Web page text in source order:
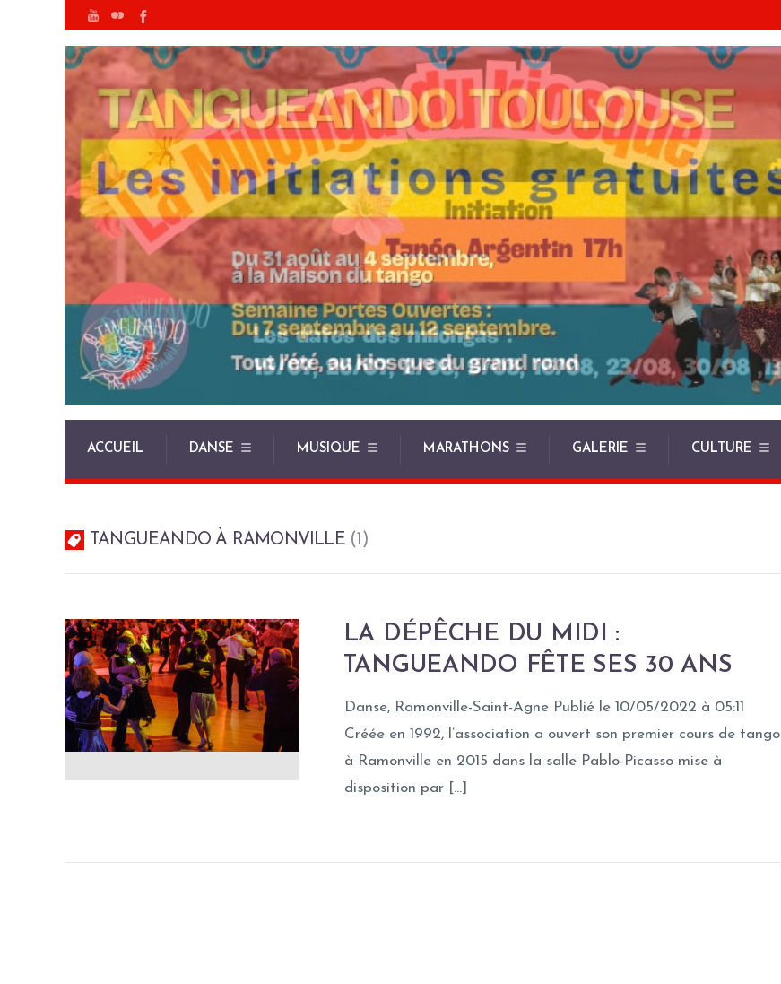
ACCUEIL DANSE MUSIQUE MARATHONS GALERIE CULTURE
TANGUEANDO À RAMONVILLE 1
LA DÉPÊCHE DU MIDI :
TANGUEANDO FÊTE SES 30 ANS
Danse, Ramonville-Saint-Agne Publié le 10/05/2022 à 05:11
Créée en 1992, l’association a ouvert son premier cours de tango
à Ramonville en 2015 dans la salle Pablo-Picasso mise à
disposition par […]